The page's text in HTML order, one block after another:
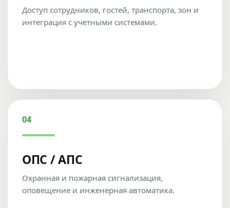
Доступ сотрудников, гостей, транспорта, зон и
интеграция с учетными системами.
04
ОПС / АПС
Охранная и пожарная сигнализация,
оповещение и инженерная автоматика.